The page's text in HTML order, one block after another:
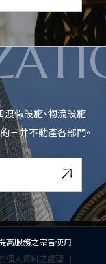
渡假設施、物流設施
三井不動產各部門。
個人資料之處理
高服務之宗旨使用